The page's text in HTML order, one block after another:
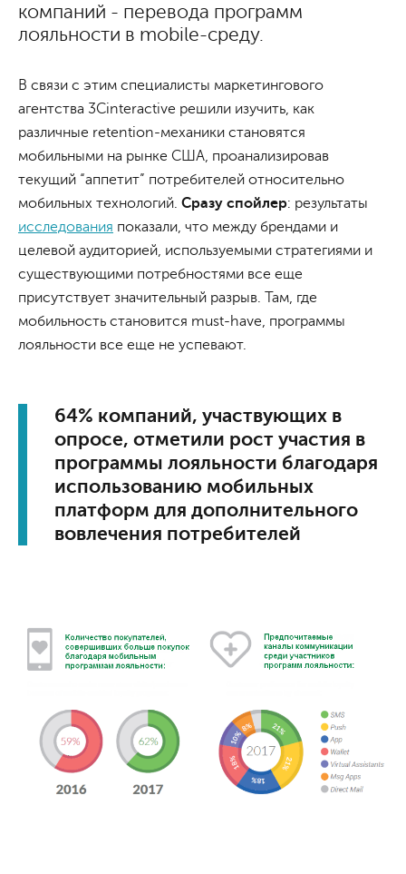
компаний - перевода программ
лояльности в mobile-среду.
В связи с этим специалисты маркетингового
агентства 3Cinteractive решили изучить, как
различные retention-механики становятся
мобильными на рынке США, проанализировав
текущий “аппетит” потребителей относительно
мобильных технологий. Сразу спойлер: результаты
исследования показали, что между брендами и
целевой аудиторией, используемыми стратегиями и
существующими потребностями все еще
присутствует значительный разрыв. Там, где
мобильность становится must-have, программы
лояльности все еще не успевают.
64% компаний, участвующих в
опросе, отметили рост участия в
программы лояльности благодаря
использованию мобильных
платформ для дополнительного
вовлечения потребителей